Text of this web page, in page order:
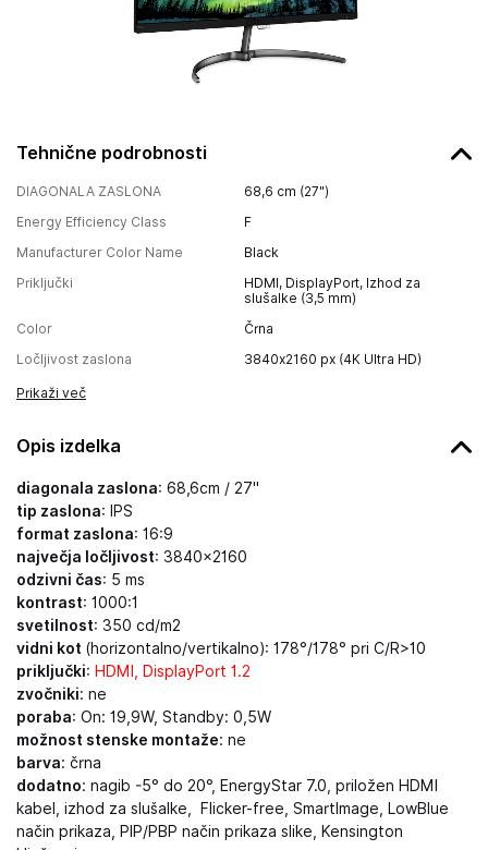
Tehnične podrobnosti
DIAGONALA ZASLONA
68,6 cm (27")
Energy Efficiency Class
F
Manufacturer Color Name
Black
Priključki
HDMI, DisplayPort, Izhod za
slušalke (3,5 mm)
Color
Črna
Ločljivost zaslona
3840x2160 px (4K Ultra HD)
Prikaži več
Opis izdelka
diagonala zaslona: 68,6cm / 27"
tip zaslona: IPS
format zaslona: 16:9
največja ločljivost: 3840×2160
odzivni čas: 5 ms
kontrast: 1000:1
svetilnost: 350 cd/m2
vidni kot (horizontalno/vertikalno): 178°/178° pri C/R>10
priključki: HDMI, DisplayPort 1.2
zvočniki: ne
poraba: On: 19,9W, Standby: 0,5W
možnost stenske montaže: ne
barva: črna
dodatno: nagib -5° do 20°, EnergyStar 7.0, priložen HDMI
kabel, izhod za slušalke, Flicker-free, SmartImage, LowBlue
način prikaza,
PIP/PBP način prikaza slike,
Kensington